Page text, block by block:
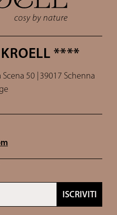
****
Scena 50 | 39017 Schenna
ISCRIVITI